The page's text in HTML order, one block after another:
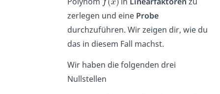
zerlegen und eine Probe
durchzuführen. Wir zeigen dir, wie du
das in diesem Fall machst.
Wir haben die folgenden drei
Nullstellen